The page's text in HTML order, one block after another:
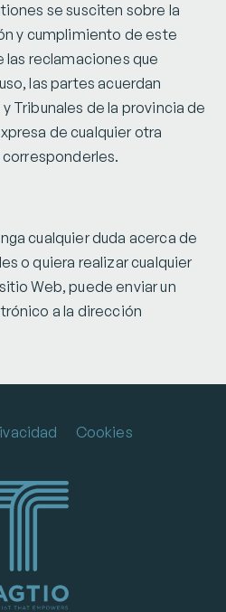
se susciten sobre la
y cumplimiento de este
las reclamaciones que
las partes acuerdan
Tribunales de la provincia de
de cualquier otra
cualquier duda acerca de
o quiera realizar cualquier
Web, puede enviar un
a la dirección
Cookies